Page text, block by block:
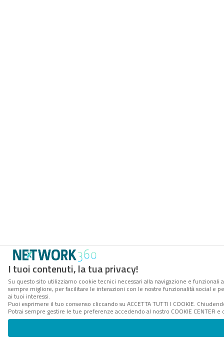
I tuoi contenuti, la tua privacy!
Su questo sito utilizziamo cookie tecnici necessari alla navigazione e
sempre migliore, per facilitare le interazioni con le nostre funzionalità social e
ai tuoi interessi.
Puoi esprimere il tuo consenso cliccando su ACCETTA TUTTI I COOKIE.
Potrai sempre gestire le tue preferenze accedendo al nostro COOKIE